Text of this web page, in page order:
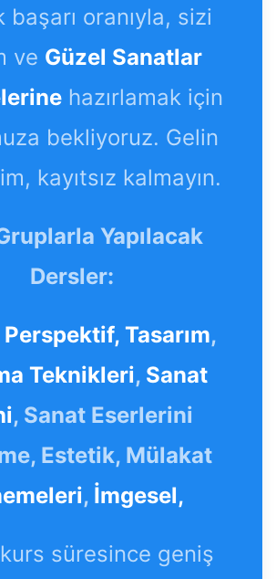
başarı oranıyla, sizi
ve Güzel Sanatlar
hazırlamak için
bekliyoruz. Gelin
kayıtsız kalmayın.
Yapılacak
Dersler:
Perspektif, Tasarım,
Teknikleri, Sanat
, Sanat Eserlerini
Estetik, Mülakat
, İmgesel,
kurs süresince geniş